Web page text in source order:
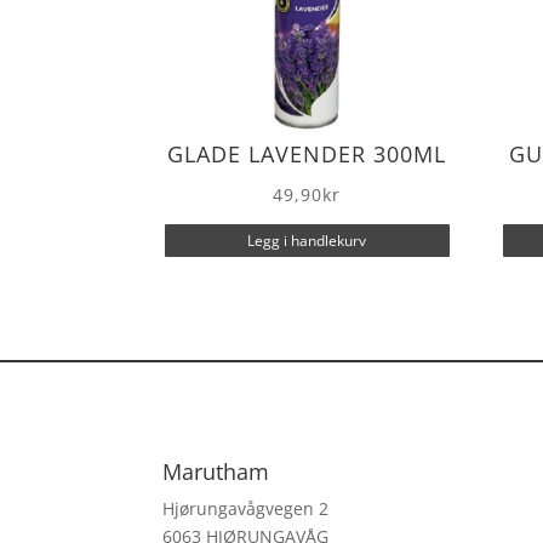
GLADE LAVENDER 300ML
49,90kr
Legg i handlekurv
Marutham
Hjørungavågvegen 2
6063 HJØRUNGAVÅG